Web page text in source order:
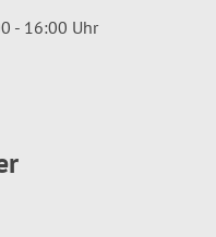
- 16:00 Uhr